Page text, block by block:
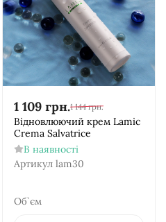
1 109 грн.1 144 грн.
Відновлюючий крем Lamic
Crema Salvatrice
В наявності
Артикул lam30
Об`єм